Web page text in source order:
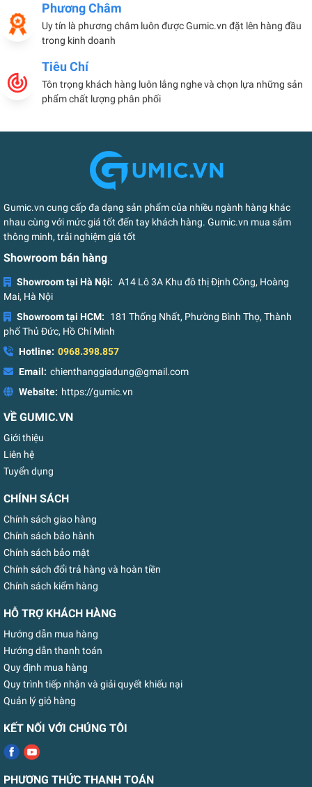
Phương Châm
Uy tín là phương châm luôn được Gumic.vn đặt lên hàng đầu
trong kinh doanh
Tiêu Chí
Tôn trọng khách hàng luôn lắng nghe và chọn lựa những sản
phẩm chất lượng phân phối
Gumic.vn cung cấp đa dạng sản phẩm của nhiều ngành hàng khác
nhau cùng với mức giá tốt đến tay khách hàng. Gumic.vn mua sắm
thông minh, trải nghiệm giá tốt
Showroom bán hàng
Showroom tại Hà Nội: A14 Lô 3A Khu đô thị Định Công, Hoàng
Mai, Hà Nội
Showroom tại HCM:
181 Thống Nhất, Phường Bình Thọ, Thành
phố Thủ Đức, Hồ Chí Minh
Hotline: 0968.398.857
Email: chienthanggiadung@gmail.com
Website: https://gumic.vn
VỀ GUMIC.VN
Giới thiệu
Liên hệ
Tuyển dụng
CHÍNH SÁCH
Chính sách giao hàng
Chính sách bảo hành
Chính sách bảo mật
Chính sách đổi trả hàng và hoàn tiền
Chính sách kiểm hàng
HỖ TRỢ KHÁCH HÀNG
Hướng dẫn mua hàng
Hướng dẫn thanh toán
Quy định mua hàng
Quy trình tiếp nhận và giải quyết khiếu nại
Quản lý giỏ hàng
KẾT NỐI VỚI CHÚNG TÔI
PHƯƠNG THỨC THANH TOÁN